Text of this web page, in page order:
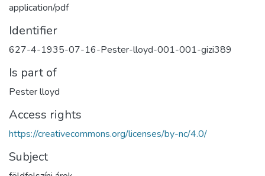
application/pdf
Identifier
627-4-1935-07-16-Pester-lloyd-001-001-gizi389
Is part of
Pester lloyd
Access rights
https://creativecommons.org/licenses/by-nc/4.0/
Subject